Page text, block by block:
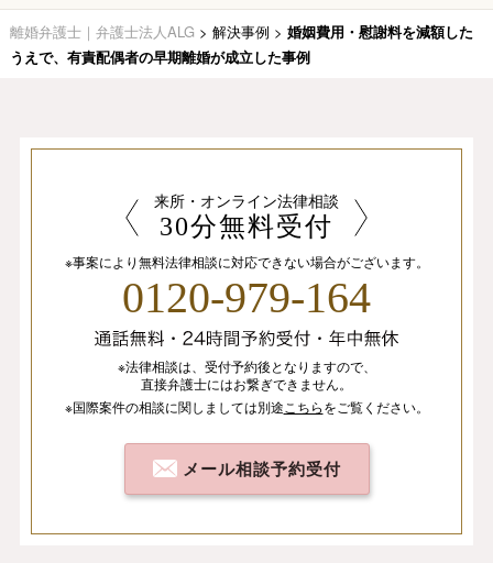
離婚弁護士｜弁護士法人ALG > 解決事例 > 婚姻費用・慰謝料を減額した
うえで、有責配偶者の早期離婚が成立した事例
来所・オンライン法律相談
30分無料受付
※事案により無料法律相談に対応できない場合がございます。
0120-979-164
※法律相談は、 受付予約後となりますので、
直接弁護士にはお繋ぎできません。
※国際案件の相談に関しましては別途 こちらをご覧ください。
メール相談予約受付